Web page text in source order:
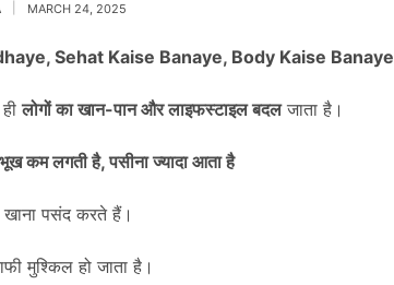
MARCH 24, 2025
Sehat Kaise Banaye, Body Kaise Banaye
हीलोगों का खान-पान और लाइफस्टाइल बदलजाता है।
भूख कम लगती है, पसीना ज्यादा आता है
पसंद करते हैं।
मुश्किल हो जाता है।